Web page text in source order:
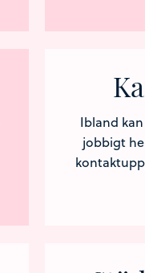
Ibland
jobbigt